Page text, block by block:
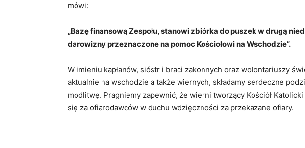
mówi:
„Bazę finansową Zespołu, stanowi zbiórka do puszek w drugą
darowizny przeznaczone na pomoc Kościołowi na Wschodzie”.
W imieniu kapłanów, sióstr i braci zakonnych oraz wolontariuszy
aktualnie na wschodzie a także wiernych, składamy serdeczne
modlitwę. Pragniemy zapewnić, że wierni tworzący Kościół
się za ofiarodawców w duchu wdzięczności za przekazane ofiary.